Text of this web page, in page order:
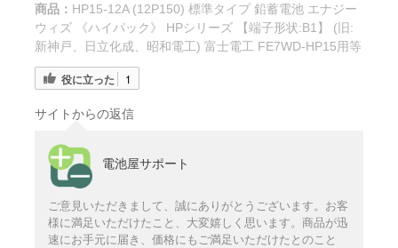
商品： HP15-12A (12P150) 標準タイプ 鉛蓄電池 エナジー
ウィズ 《ハイパック》 HPシリーズ 【端子形状:B1】 (旧:
新神戸、日立化成、昭和電工) 富士電工 FE7WD-HP15用等
役に立った 1
サイトからの返信
電池屋サポート
ご意見いただきまして、誠にありがとうございます。お客
様に満足いただけたこと、大変嬉しく思います。商品が迅
速にお手元に届き、価格にもご満足いただけたとのこと